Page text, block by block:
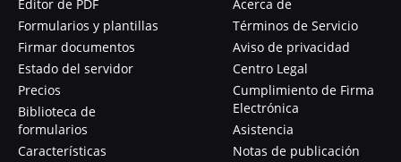
Editor de PDF
Formularios y plantillas
Firmar documentos
Estado del servidor
Precios
Biblioteca de
formularios
Características
Acerca de
Términos de Servicio
Aviso de privacidad
Centro Legal
Cumplimiento de Firma
Electrónica
Asistencia
Notas de publicación